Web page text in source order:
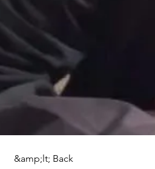
&amp;lt; Back